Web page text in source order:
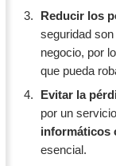
Reducir los
seguridad
negocio, por
que pueda
Evitar la
por un
informáticos
esencial.